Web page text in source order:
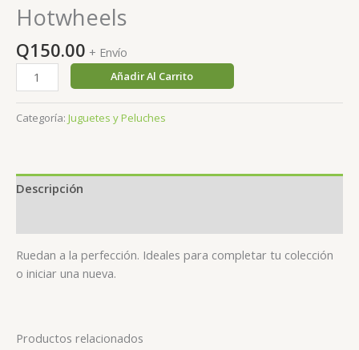
Hotwheels
Q150.00 + Envío
Hotwheels
cantidad
Añadir Al Carrito
Categoría: Juguetes y Peluches
Descripción
Ruedan a la perfección. Ideales para completar tu colección
o iniciar una nueva.
Productos relacionados